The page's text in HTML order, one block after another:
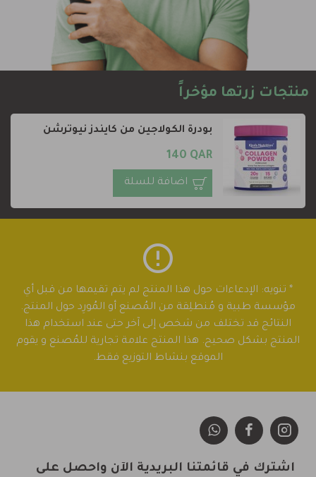
منتجات زرتها مؤخراً
بودرة الكولاجين من كايندز نيوترشن
140 QAR
اضافة للسلة
* تنويه: الإدعاءات حول هذا المنتج لم يتم تقيمها من قبل أي
مؤسسة طبية و مُنطلِقة من المُصنع أو المُورِد حول المنتج.
النتائج قد تختلف من شخص إلى آخر حتى عند استخدام هذا
المنتج بشكل صحيح. هذا المنتج علامة تجارية للمُصنع و يقوم
الموقع بنشاط التوزيع فقط.
اشترك في قائمتنا البريدية الآن واحصل على